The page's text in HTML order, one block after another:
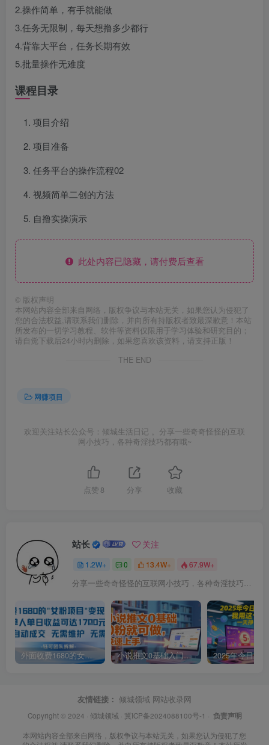
2.操作简单，有手就能做
3.任务无限制，每天想撸多少都行
4.背靠大平台，任务长期有效
5.批量操作无难度
课程目录
项目介绍
项目准备
任务平台的操作流程02
视频简单二创的方法
自撸实操演示
此处内容已隐藏，请付费后查看
© 版权声明
本网站内容全部来自网络，版权争议与本站无关，如果您认为侵犯了
您的合法权益,请联系我们删除，并向所有持版权者致最深歉意！本站
所发布的一切学习教程、软件等资料仅限用于学习体验和研究目的；
请自觉下载后24小时内删除，如果您喜欢该资料，请支持正版！
THE END
网赚项目
欢迎关注站长公众号：倾城生活日记 。分享一些奇奇怪怪的互联
网小技巧，各种奇淫技巧都有哦~
点赞 8 分享 收藏
站长 关注
1.2W+ 0 13.4W+ 67.9W+
分享一些奇奇怪怪的互联网小技巧，各种奇淫技巧都在本站。
外面收费1680的女粉项目变现，单人单日收益可达1.7k，全自动成交无需维护 小说推文0基础入门教程，0粉就可做，快速上手
友情链接： 倾城领域 网站收录网
Copyright © 2024 · 倾城领域 · 冀ICP备2024088100号-1 · 负责声明
本网站内容全部来自网络，版权争议与本站无关，如果您认为侵犯了您